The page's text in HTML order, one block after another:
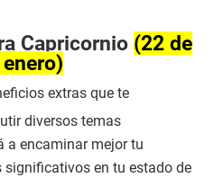
Capricornio (22 de
extras que te
diversos temas
a encaminar mejor tu
en tu estado de